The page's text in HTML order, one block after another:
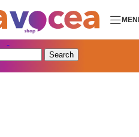
Search